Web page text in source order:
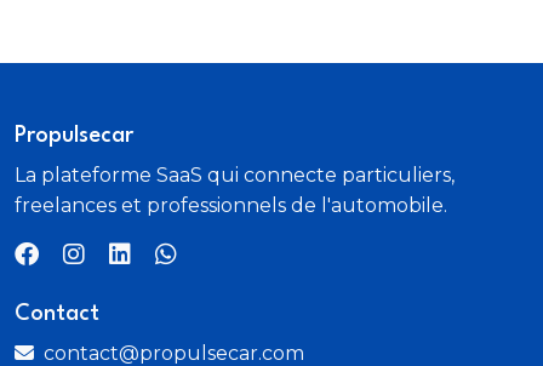
Propulsecar
La plateforme SaaS qui connecte particuliers,
freelances et professionnels de l'automobile.
Contact
contact@propulsecar.com